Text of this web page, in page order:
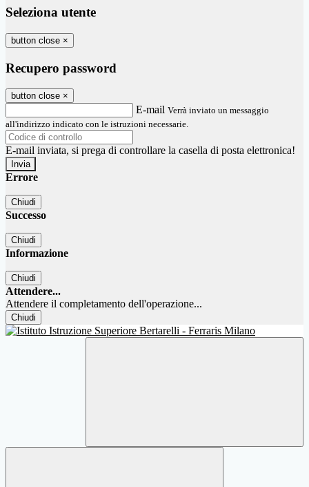
Seleziona utente
button close ×
Recupero password
button close ×
E-mail Verrà inviato un messaggio
all'indirizzo indicato con le istruzioni necessarie.
E-mail inviata, si prega di controllare la casella di posta elettronica!
Errore
Chiudi
Successo
Chiudi
Informazione
Chiudi
Attendere...
Attendere il completamento dell'operazione...
Chiudi